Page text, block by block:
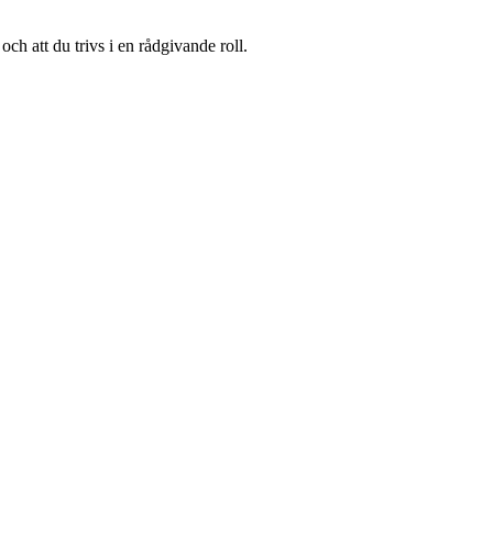
att du trivs i en rådgivande roll.